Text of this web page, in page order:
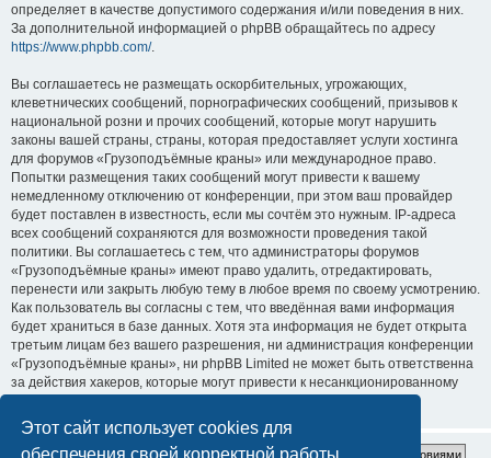
Этот сайт использует cookies для
обеспечения своей корректной работы.
определяет в качестве допустимого содержания и/или поведения в них.
За дополнительной информацией о phpBB обращайтесь по адресу
https://www.phpbb.com/.
Вы соглашаетесь не размещать оскорбительных, угрожающих,
клеветнических сообщений, порнографических сообщений, призывов к
национальной розни и прочих сообщений, которые могут нарушить
законы вашей страны, страны, которая предоставляет услуги хостинга
для форумов «Грузоподъёмные краны» или международное право.
Попытки размещения таких сообщений могут привести к вашему
немедленному отключению от конференции, при этом ваш провайдер
будет поставлен в известность, если мы сочтём это нужным. IP-адреса
всех сообщений сохраняются для возможности проведения такой
политики. Вы соглашаетесь с тем, что администраторы форумов
«Грузоподъёмные краны» имеют право удалить, отредактировать,
перенести или закрыть любую тему в любое время по своему усмотрению.
Как пользователь вы согласны с тем, что введённая вами информация
будет храниться в базе данных. Хотя эта информация не будет открыта
третьим лицам без вашего разрешения, ни администрация конференции
«Грузоподъёмные краны», ни phpBB Limited не может быть ответственна
за действия хакеров, которые могут привести к несанкционированному